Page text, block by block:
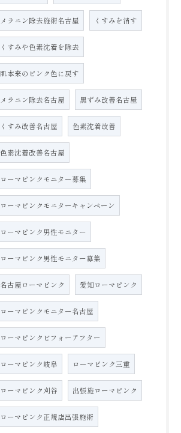
メラニン除去施術名古屋 くすみを消す
くすみや色素沈着を除去
肌本来のピンク色に戻す
メラニン除去名古屋 黒ずみ改善名古屋
くすみ改善名古屋 色素沈着改善
色素沈着改善名古屋
ローマピンクモニター募集
ローマピンクモニターキャンペーン
ローマピンク男性モニター
ローマピンク男性モニター募集
名古屋ローマピンク 愛知ローマピンク
ローマピンクモニター名古屋
ローマピンクビフォーアフター
ローマピンク岐阜 ローマピンク三重
ローマピンク刈谷 出張施ローマピンク
ローマピンク正規店出張施術